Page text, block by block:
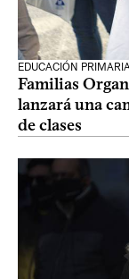
EDUCACIÓN
Familias
lanzará una
de clases